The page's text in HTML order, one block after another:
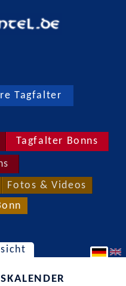
Tagfalter
Tagfalter Bonns
Fotos & Videos